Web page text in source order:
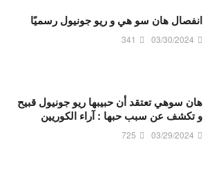
انفصال هان سو هي و ريو جونيول رسميًا
03/30/2024
341
هان سوهي تعتقد أن حبيبها ريو جونيول قبيح
و تكشف عن سبب حبها : آراء الكوريين
03/29/2024
725